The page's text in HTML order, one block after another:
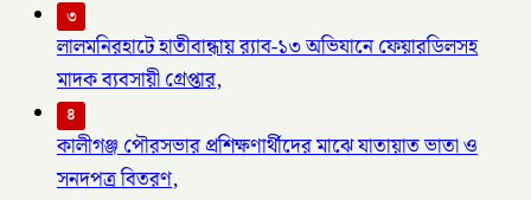
৩
লালমনিরহাটে হাতীবান্ধায় র‌্যাব-১৩ অভিযানে ফেয়ারডিলসহ
মাদক ব্যবসায়ী গ্রেপ্তার,
৪
কালীগঞ্জ পৌরসভার প্রশিক্ষণার্থীদের মাঝে যাতায়াত ভাতা ও
সনদপত্র বিতরণ,